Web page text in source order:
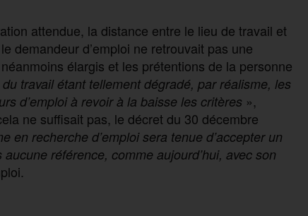
attendue, la distance entre le lieu de travail et
demandeur d’emploi ne retrouvait pas une
élargis et les prétentions de la personne
travail étant tellement dégradé, par réalisme, les
d’emploi à revoir à la baisse les critères »,
ne suffisait pas, le décret du 30 décembre
en recherche d’emploi sera tenue d’accepter un
référence, comme aujourd’hui, avec son